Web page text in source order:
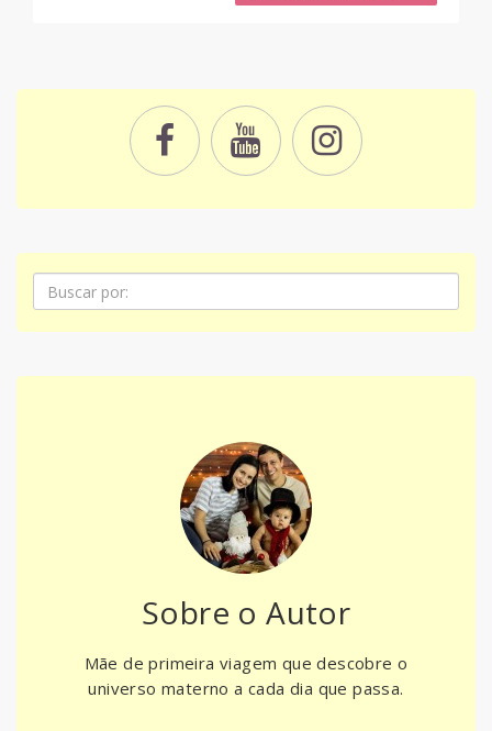
Pesquisa
Sobre o Autor
Mãe de primeira viagem que descobre o
universo materno a cada dia que passa.